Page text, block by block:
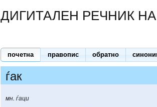
ДИГИТАЛЕН РЕЧНИК
почетна правопис обратно
ѓак
мн. ѓаци